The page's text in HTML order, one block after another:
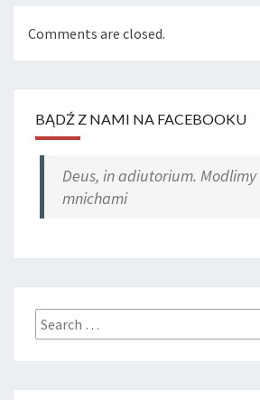
Comments are closed.
BĄDŹ Z NAMI NA FACEBOOKU
Deus, in adiutorium. Modlimy
mnichami
Search
for: